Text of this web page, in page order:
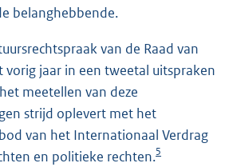
belanghebbende.
van de Raad van
vorig jaar in een tweetal uitspraken
meetellen van deze
strijd oplevert met het
van het Internationaal Verdrag
en politieke rechten.5